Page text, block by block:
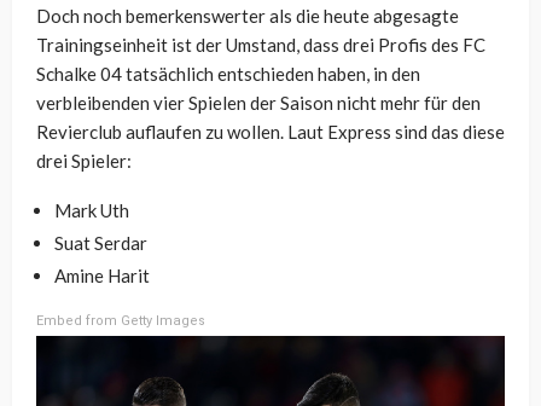
Doch noch bemerkenswerter als die heute abgesagte
Trainingseinheit ist der Umstand, dass drei Profis des FC
Schalke 04 tatsächlich entschieden haben, in den
verbleibenden vier Spielen der Saison nicht mehr für den
Revierclub auflaufen zu wollen. Laut Express sind das diese
drei Spieler:
Mark Uth
Suat Serdar
Amine Harit
Embed from Getty Images